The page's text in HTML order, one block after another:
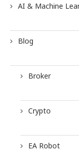
AI & Machine
Blog
Broker
Crypto
EA Robot